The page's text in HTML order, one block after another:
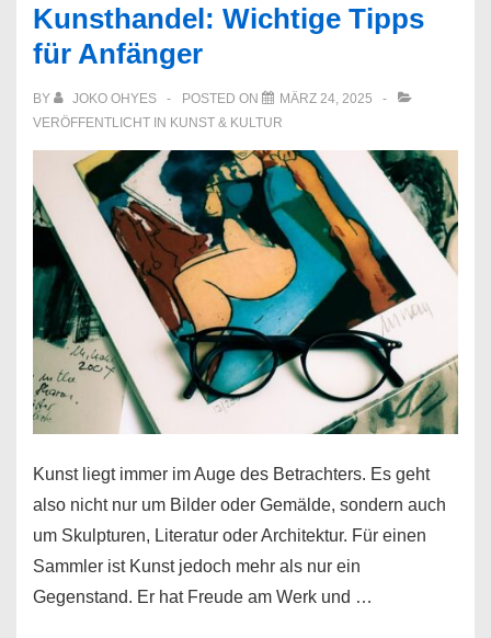
Kunsthandel: Wichtige Tipps
für Anfänger
BY JOKO OHYES POSTED ON
MÄRZ 24, 2025
VERÖFFENTLICHT IN KUNST & KULTUR
Kunst liegt immer im Auge des Betrachters. Es geht
also nicht nur um Bilder oder Gemälde, sondern auch
um Skulpturen, Literatur oder Architektur. Für einen
Sammler ist Kunst jedoch mehr als nur ein
Gegenstand. Er hat Freude am Werk und …